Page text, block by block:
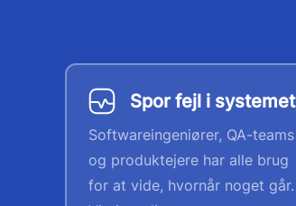
Spor fejl i systemet
Softwareingeniører, QA-teams
og produktejere har alle brug
for at vide, hvornår noget går.